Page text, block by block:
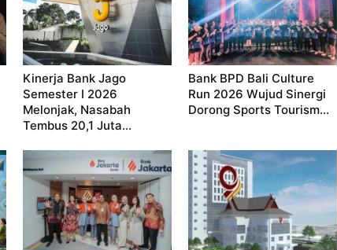
Kinerja Bank Jago
Semester I 2026
Melonjak, Nasabah
Tembus 20,1 Juta...
Bank BPD Bali Culture
Run 2026 Wujud Sinergi
Dorong Sports Tourism...